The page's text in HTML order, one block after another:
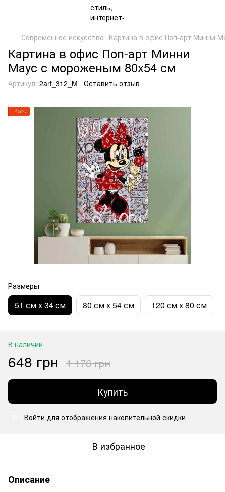
Современное искусство Картина в офис Поп-арт Минни
Картина в офис Поп-арт Минни
Маус с мороженым 80x54 см
Артикул: 2art_312_M Оставить отзыв
−45%
Размеры
51 см x 34 см 80 см x 54 см 120 см x 80 см
В наличии
648 грн 1 176 грн
Купить
Войти для отображения накопительной скидки
В избранное
Описание